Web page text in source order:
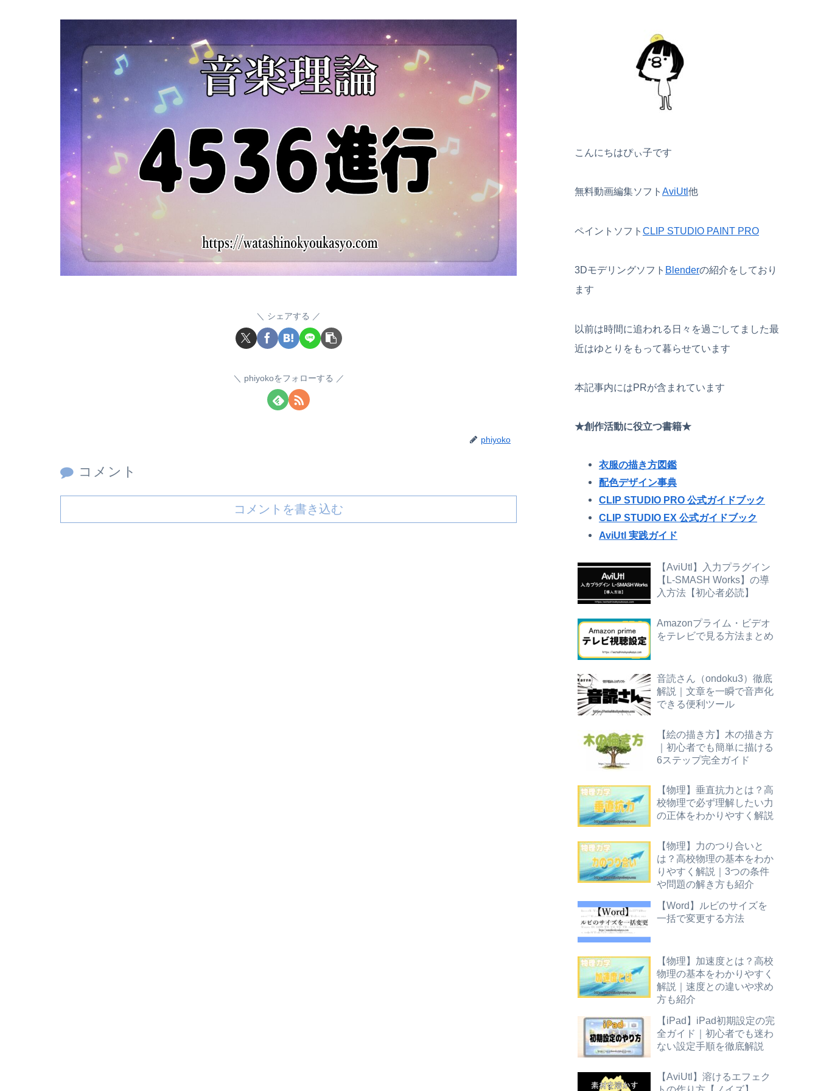
シェアする
phiyokoをフォローする
phiyoko
コメント
コメントを書き込む
こんにちはぴぃ子です
無料動画編集ソフト AviUtl他
ペイントソフト CLIP STUDIO PAINT PRO
3Dモデリングソフト Blenderの紹介をしており
ます
以前は時間に追われる日々を過ごしてました最
近はゆとりをもって暮らせています
本記事内にはPRが含まれています
★創作活動に役立つ書籍★
衣服の描き方図鑑
配色デザイン事典
CLIP STUDIO PRO 公式ガイドブック
CLIP STUDIO EX 公式ガイドブック
AviUtl 実践ガイド
【AviUtl】入力プラグイン
【L-SMASH Works】の導
入方法【初心者必読】
Amazonプライム・ビデオ
をテレビで見る方法まとめ
音読さん（ondoku3）徹底
解説｜文章を一瞬で音声化
できる便利ツール
【絵の描き方】木の描き方
｜初心者でも簡単に描ける
6ステップ完全ガイド
【物理】垂直抗力とは？高
校物理で必ず理解したい力
の正体をわかりやすく解説
【物理】力のつり合いと
は？高校物理の基本をわか
りやすく解説｜3つの条件
や問題の解き方も紹介
【Word】ルビのサイズを
一括で変更する方法
【物理】加速度とは？高校
物理の基本をわかりやすく
解説｜速度との違いや求め
方も紹介
【iPad】iPad初期設定の完
全ガイド｜初心者でも迷わ
ない設定手順を徹底解説
【AviUtl】溶けるエフェク